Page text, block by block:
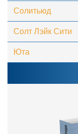
Солитьюд
Солт Лэйк Сити
Юта